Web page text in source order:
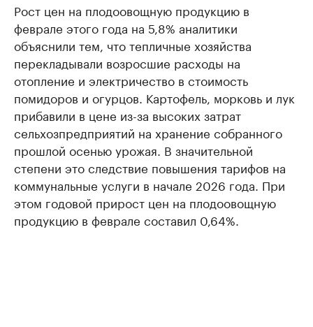
Рост цен на плодоовощную продукцию в
феврале этого года на 5,8% аналитики
объяснили тем, что тепличные хозяйства
перекладывали возросшие расходы на
отопление и электричество в стоимость
помидоров и огурцов. Картофель, морковь и лук
прибавили в цене из-за высоких затрат
сельхозпредприятий на хранение собранного
прошлой осенью урожая. В значительной
степени это следствие повышения тарифов на
коммунальные услуги в начале 2026 года. При
этом годовой прирост цен на плодоовощную
продукцию в феврале составил 0,64%.